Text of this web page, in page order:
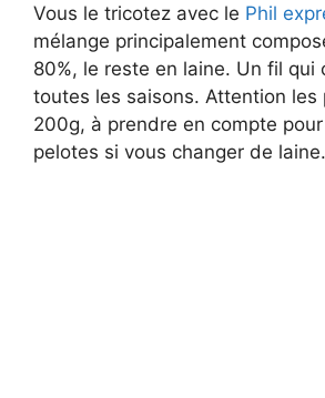
Vous le tricotez avec le Phil
mélange principalement
80%, le reste en laine. Un fil qui
toutes les saisons. Attention les
200g, à prendre en compte
pelotes si vous changer de laine.